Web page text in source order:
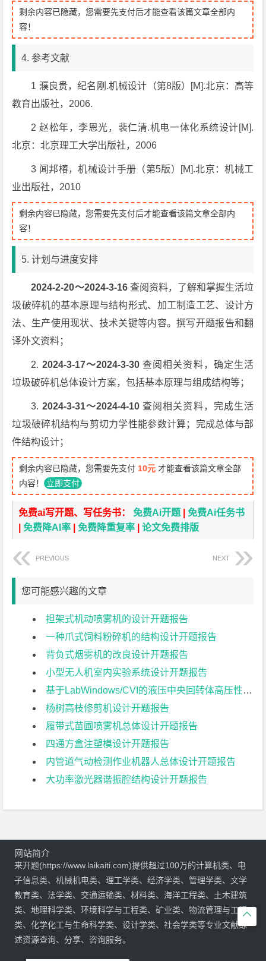
剩余内容已隐藏，您需要先支付后才能查看该篇文章全部内
容！
4. 参考文献
1 濮良贵，纪名刚.机械设计（第8版）[M].北京：高等
教育出版社，2006.
2 赵松年，李恩光，裴仁清.机电一体化系统设计[M].
北京：北京理工大学出版社，2006
3 闻邦椿，机械设计手册（第5版）[M].北京：机械工
业出版社，2010
剩余内容已隐藏，您需要先支付后才能查看该篇文章全部内
容！
5. 计划与进度安排
2024-2-20～2024-3-16 查阅资料，了解和掌握生活垃
圾破碎机的基本原理与结构形式、加工制造工艺、设计方
法、生产使用现状、技术关键等内容。撰写开题报告和翻
译外文资料；
2. 2024-3-17～2024-3-30查阅相关资料，确定生活
垃圾破碎机总体设计方案，包括基本原理与组成结构等；
3. 2024-3-31～2024-4-10 查阅相关资料，完成生活
垃圾破碎机结构与剪切力学性能参数计算；完成总体与部
件结构设计；
剩余内容已隐藏，您需要先支付 10元 才能查看该篇文章全部
内容！ 立即支付
免费ai写开题、写任务书：免费Ai开题 |免费Ai任务书
|免费降AI率 |免费降重复率 |论文免费排版
PREVIOUS NEXT
您可能感兴趣的文章
担架式机动喷雾机的设计开题报告
一种爪式饲料粉碎机的结构设计开题报告
背负式烟雾机的改良设计开题报告
小型无人机室内实验系统设计开题报告
基于LabWindows/CVI的液压中央回转体高压性能参数测控系统的设计开题报告
杨树高枝修剪机设计开题报告
履带式苗圃喷雾机总体设计开题报告
四通方盒注塑模设计开题报告
内管道气动检测作业机器人总体设计开题报告
大功率激光器谐振腔结构设计开题报告

网站简介
来开题(https://www.laikaiti.com)提供超过100万的计算机类、电
子信息类、机械机电类、理工学类、经济学类、管理学类、文学
教育类、法学类、交通运输类、材料类、海洋工程类、土木建筑
类、地理科学类、环境科学与工程类、矿业类、物流管理与工程
类、化学化工与生命科学类、设计学类、社会学类等专业文献综
述资源查询、分享、咨询服务。